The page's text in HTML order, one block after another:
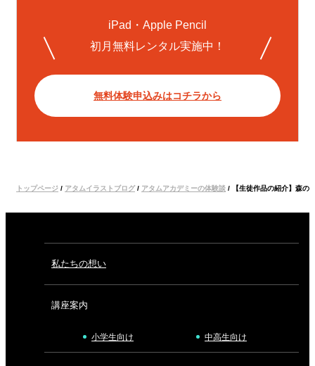
iPad・Apple Pencil
初月無料レンタル実施中！
無料体験申込みはコチラから
トップページ / アタムイラストブログ/ アタムアカデミーの体験談 / 【生徒作品の紹介】森の
私たちの想い
講座案内
小学生向け 中高生向け